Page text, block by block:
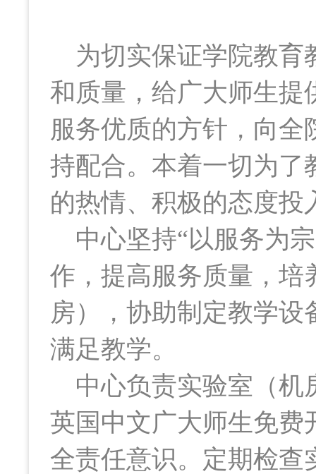
为切实保证学院教
和质量，给广大师生提
服务优质的方针，向
持配合。本着一切为了
的热情、积极的态度投
中心坚持“以服务为
作，提高服务质量，培
房），协助制定教学
满足教学。
中心负责实验室（机
英国中文广大师生免费
全责任意识。定期检查